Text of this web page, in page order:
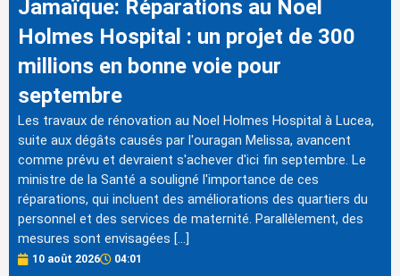
Jamaïque: Réparations au Noel
Holmes Hospital : un projet de 300
millions en bonne voie pour
septembre
Les travaux de rénovation au Noel Holmes Hospital à Lucea,
suite aux dégâts causés par l'ouragan Melissa, avancent
comme prévu et devraient s'achever d'ici fin septembre. Le
ministre de la Santé a souligné l'importance de ces
réparations, qui incluent des améliorations des quartiers du
personnel et des services de maternité. Parallèlement, des
mesures sont envisagées […]
10 août 2026 04:01